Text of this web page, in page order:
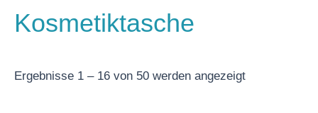
Kosmetiktasche
Ergebnisse 1 – 16 von 50 werden angezeigt